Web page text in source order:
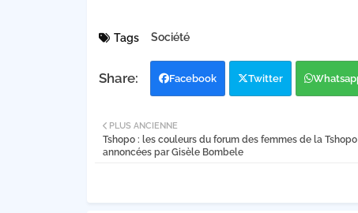
Tags Société
Facebook Twitter
PLUS ANCIENNE
Tshopo : les couleurs du forum des femmes de la Tshopo
annoncées par Gisèle Bombele